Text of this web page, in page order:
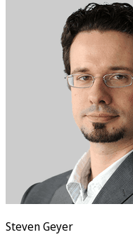
Newsletter
E-Paper
Steven Geyer